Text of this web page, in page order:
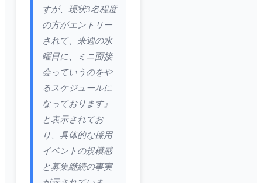
すが、現状3名程度
の方がエントリー
されて、来週の水
曜日に、ミニ面接
会っていうのをや
るスケジュールに
なっております』
と表示されてお
り、具体的な採用
イベントの規模感
と募集継続の事実